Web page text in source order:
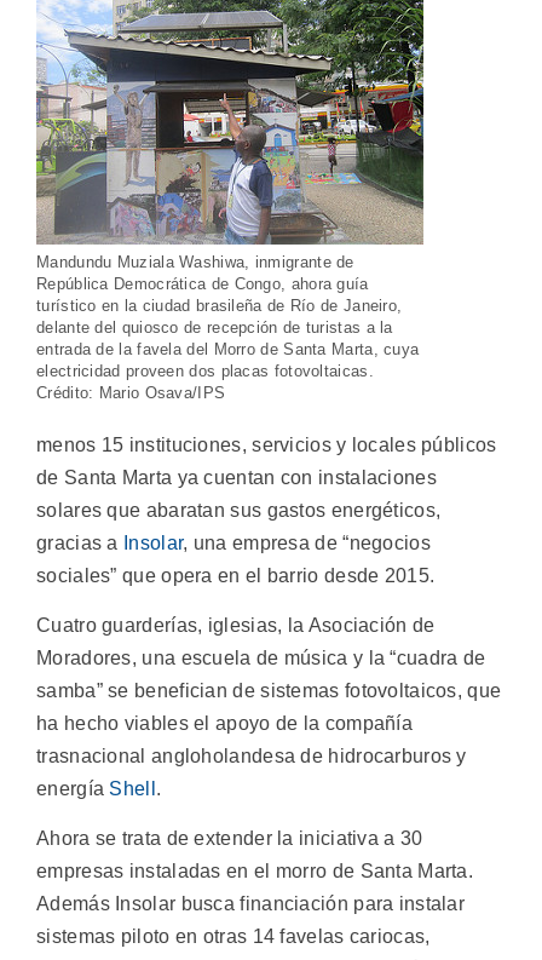
Mandundu Muziala Washiwa, inmigrante de
República Democrática de Congo, ahora guía
turístico en la ciudad brasileña de Río de Janeiro,
delante del quiosco de recepción de turistas a la
entrada de la favela del Morro de Santa Marta, cuya
electricidad proveen dos placas fotovoltaicas.
Crédito: Mario Osava/IPS
menos 15 instituciones, servicios y locales públicos
de Santa Marta ya cuentan con instalaciones
solares que abaratan sus gastos energéticos,
gracias a
Insolar, una empresa de “negocios
sociales” que opera en el barrio desde 2015.
Cuatro guarderías, iglesias, la Asociación de
Moradores, una escuela de música y la “cuadra de
samba” se benefician de sistemas fotovoltaicos, que
ha hecho viables el apoyo de la compañía
trasnacional angloholandesa de hidrocarburos y
energía Shell .
Ahora se trata de extender la iniciativa a 30
empresas instaladas en el morro de Santa Marta.
Además Insolar busca financiación para instalar
sistemas piloto en otras 14 favelas cariocas,